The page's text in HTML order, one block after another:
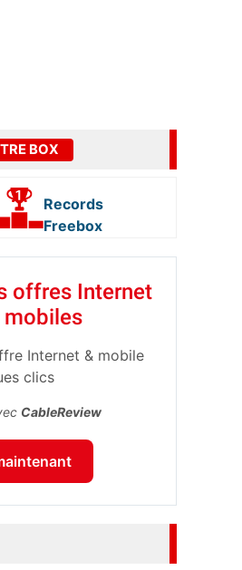
BOX
Records
Freebox
offres Internet
Internet & mobile
clics
CableReview